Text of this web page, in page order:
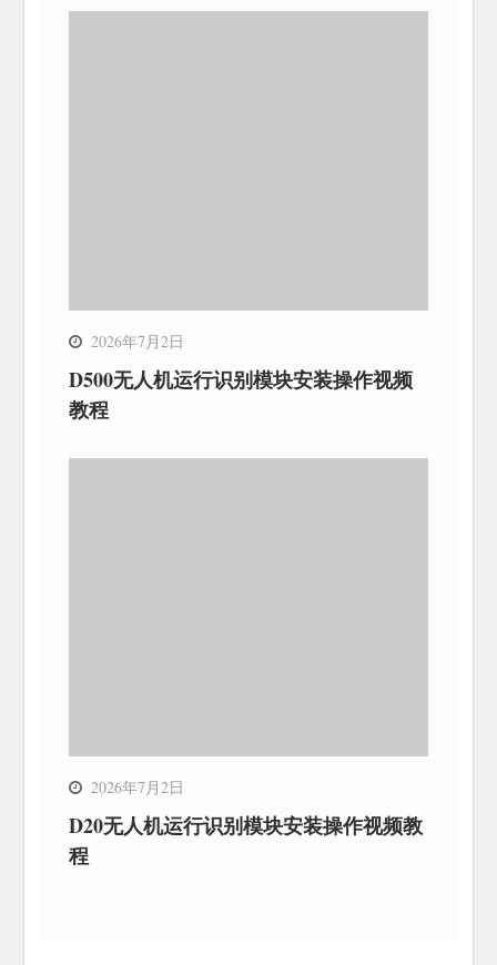
2026年7月2日
D500无人机运行识别模块安装操作视频
教程
2026年7月2日
D20无人机运行识别模块安装操作视频教
程